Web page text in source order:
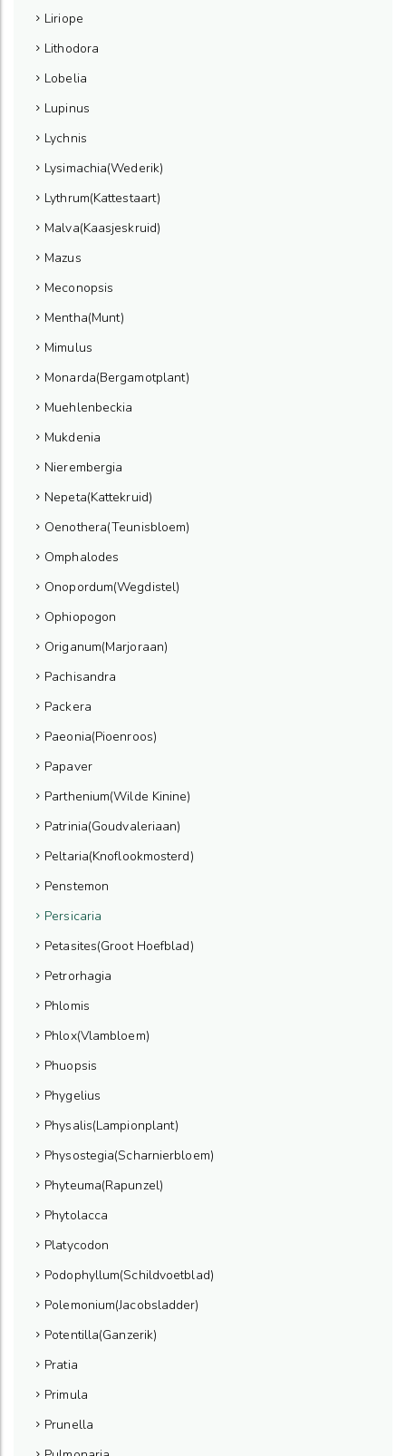
Liriope
Lithodora
Lobelia
Lupinus
Lychnis
Lysimachia(Wederik)
Lythrum(Kattestaart)
Malva(Kaasjeskruid)
Mazus
Meconopsis
Mentha(Munt)
Mimulus
Monarda(Bergamotplant)
Muehlenbeckia
Mukdenia
Nierembergia
Nepeta(Kattekruid)
Oenothera(Teunisbloem)
Omphalodes
Onopordum(Wegdistel)
Ophiopogon
Origanum(Marjoraan)
Pachisandra
Packera
Paeonia(Pioenroos)
Papaver
Parthenium(Wilde Kinine)
Patrinia(Goudvaleriaan)
Peltaria(Knoflookmosterd)
Penstemon
Persicaria
Petasites(Groot Hoefblad)
Petrorhagia
Phlomis
Phlox(Vlambloem)
Phuopsis
Phygelius
Physalis(Lampionplant)
Physostegia(Scharnierbloem)
Phyteuma(Rapunzel)
Phytolacca
Platycodon
Podophyllum(Schildvoetblad)
Polemonium(Jacobsladder)
Potentilla(Ganzerik)
Pratia
Primula
Prunella